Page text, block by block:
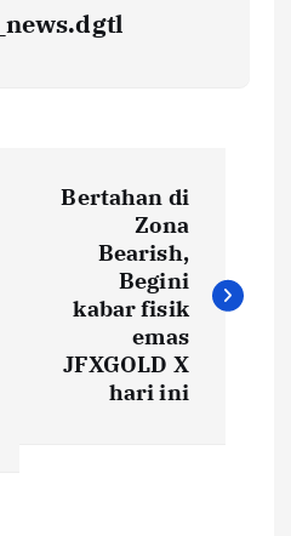
Bertahan di
Zona
Bearish,
Begini
kabar fisik
emas
JFXGOLD X
hari ini